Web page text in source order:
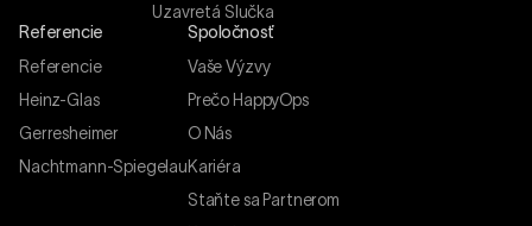
Uzavretá Slučka
Referencie
Referencie
Heinz-Glas
Gerresheimer
Nachtmann-Spiegelau
Spoločnosť
Vaše Výzvy
Prečo HappyOps
O Nás
Kariéra
Staňte sa Partnerom